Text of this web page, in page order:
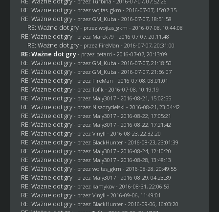
RE: Ważne dot gry - przez wojtas_gkm - 2016-07-07, 15:07:35
RE: Ważne dot gry - przez GM_Kuba - 2016-07-07, 18:51:58
RE: Ważne dot gry - przez wojtas_gkm - 2016-07-08, 10:44:08
RE: Ważne dot gry - przez Marek79 - 2016-07-07, 20:11:48
RE: Ważne dot gry - przez FireMan - 2016-07-07, 20:31:00
RE: Ważne dot gry - przez betard - 2016-07-07, 20:13:09
RE: Ważne dot gry - przez GM_Kuba - 2016-07-07, 21:18:50
RE: Ważne dot gry - przez GM_Kuba - 2016-07-07, 21:56:07
RE: Ważne dot gry - przez FireMan - 2016-07-08, 08:01:01
RE: Ważne dot gry - przezTofik - 2016-07-08, 10:19:19
RE: Ważne dot gry - przez Maly3017- 2016-08-21, 15:02:55
RE: Ważne dot gry - przez Niszczycielski - 2016-08-21, 23:04:42
RE: Ważne dot gry - przez Maly3017- 2016-08-22, 17:05:21
RE: Ważne dot gry - przez Maly3017- 2016-08-22, 17:21:42
RE: Ważne dot gry - przez Vinyll - 2016-08-23, 22:32:20
RE: Ważne dot gry - przez BlackHunter- 2016-08-23, 23:01:39
RE: Ważne dot gry - przez Maly3017- 2016-08-24, 12:10:20
RE: Ważne dot gry - przez Maly3017- 2016-08-28, 13:48:13
RE: Ważne dot gry - przez wojtas_gkm - 2016-08-28, 20:49:55
RE: Ważne dot gry - przez Maly3017- 2016-08-29, 04:23:39
RE: Ważne dot gry - przez kamykov- 2016-08-31, 22:06:59
RE: Ważne dot gry - przez Vinyll - 2016-09-06, 11:49:01
RE: Ważne dot gry - przez BlackHunter- 2016-09-06, 16:03:20